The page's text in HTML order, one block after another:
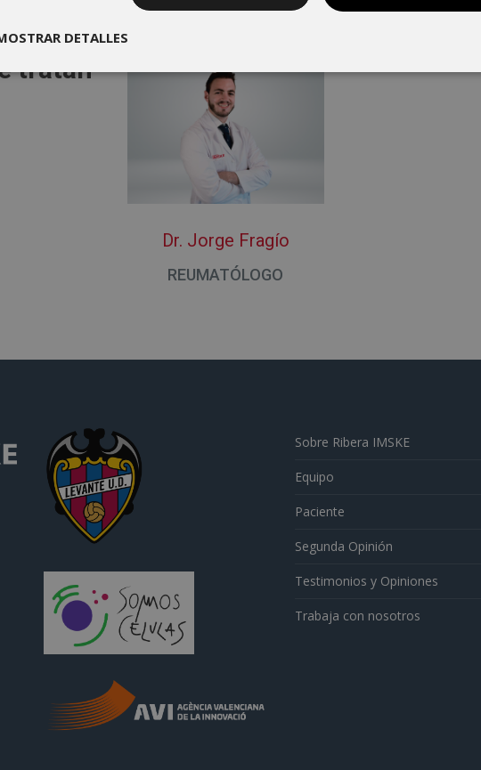
tratan
Dr. Jorge Fragío
REUMATÓLOGO
Sobre Ribera IMSKE
Equipo
Paciente
Segunda Opinión
Testimonios y Opiniones
Trabaja con nosotros
DETALLES